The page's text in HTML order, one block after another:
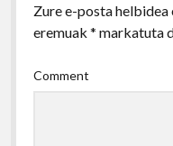
Zure e-posta
eremuak * markatuta
Comment